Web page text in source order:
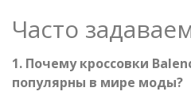
Часто
1. Почему кроссовки
популярны в мире моды?